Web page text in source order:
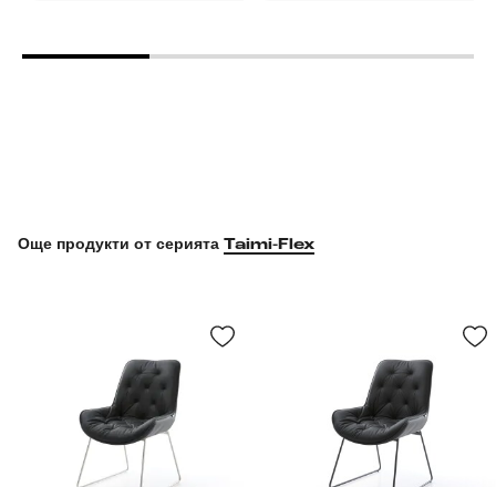
Още продукти от серията Taimi-Flex